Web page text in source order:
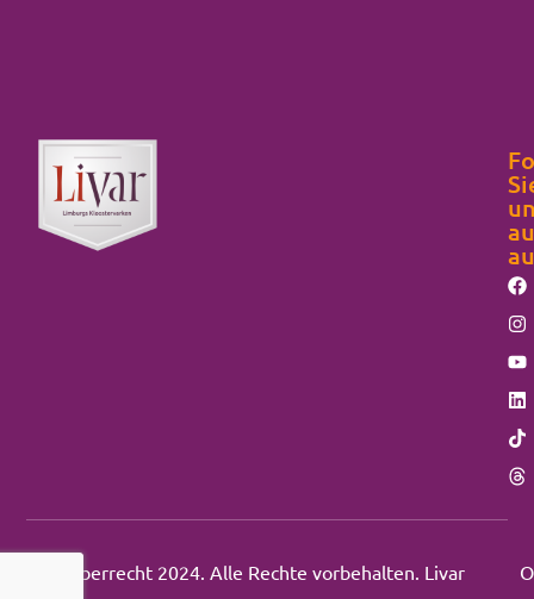
Urheberrecht 2024. Alle Rechte vorbehalten. Livar